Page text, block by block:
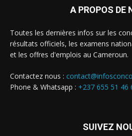
A PROPOS DE
Toutes les dernières infos sur les
résultats officiels, les examens
et les offres d'emplois au Cameroun.
Contactez nous :
Phone & Whatsapp : +237 655 51 46
SUIVEZ